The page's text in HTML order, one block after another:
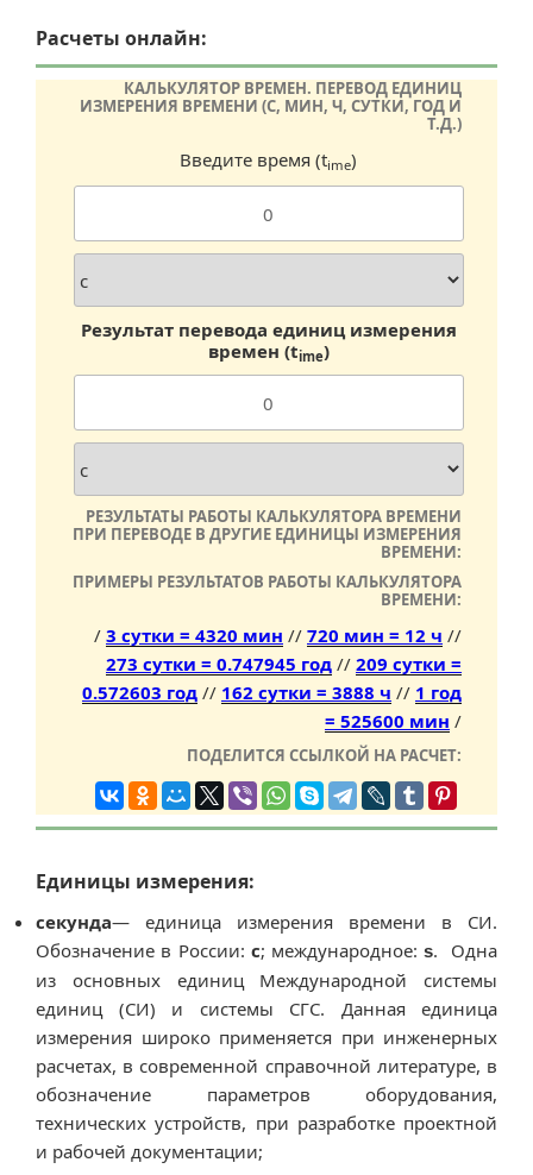
Расчеты онлайн:
КАЛЬКУЛЯТОР ВРЕМЕН. ПЕРЕВОД ЕДИНИЦ
ИЗМЕРЕНИЯ ВРЕМЕНИ (С, МИН, Ч, СУТКИ, ГОД И
Т.Д.)
Введите время (time)
Результат перевода единиц измерения
времен (time)
РЕЗУЛЬТАТЫ РАБОТЫ КАЛЬКУЛЯТОРА ВРЕМЕНИ
ПРИ ПЕРЕВОДЕ В ДРУГИЕ ЕДИНИЦЫ ИЗМЕРЕНИЯ
ВРЕМЕНИ:
ПРИМЕРЫ РЕЗУЛЬТАТОВ РАБОТЫ КАЛЬКУЛЯТОРА
ВРЕМЕНИ:
/ 3 сутки = 4320 мин // 720 мин = 12 ч //
273 сутки = 0.747945 год // 209 сутки =
0.572603 год // 162 сутки = 3888 ч // 1 год
= 525600 мин /
ПОДЕЛИТСЯ ССЫЛКОЙ НА РАСЧЕТ:
Единицы измерения:
секунда— единица измерения времени в СИ.
Обозначение в России: с; международное:s. Одна
из основных единиц Международной системы
единиц (СИ) и системы СГС. Данная единица
измерения широко применяется при инженерных
расчетах, в современной справочной литературе, в
обозначение параметров оборудования,
технических устройств, при разработке проектной
и рабочей документации;